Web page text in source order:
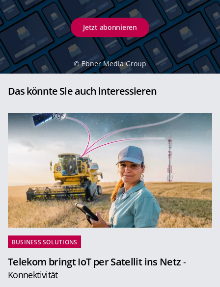
Jetzt abonnieren
© Ebner Media Group
Das könnte Sie auch interessieren
BUSINESS SOLUTIONS
Telekom bringt IoT per Satellit ins Netz -
Konnektivität